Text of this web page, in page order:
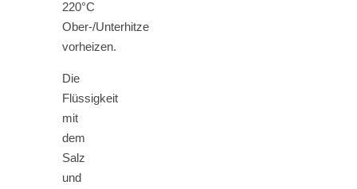
220°C
Ober-/Unterhitze
vorheizen.
Die
Flüssigkeit
mit
dem
Salz
und